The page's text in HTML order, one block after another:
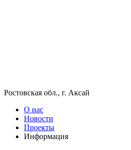
Ростовская обл., г. Аксай
О нас
Новости
Проекты
Информация